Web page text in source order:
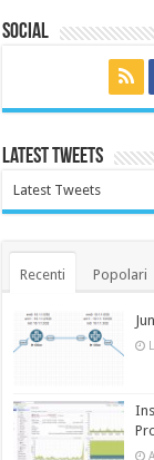
Social
Latest Tweets
Latest Tweets
Recenti Popolari